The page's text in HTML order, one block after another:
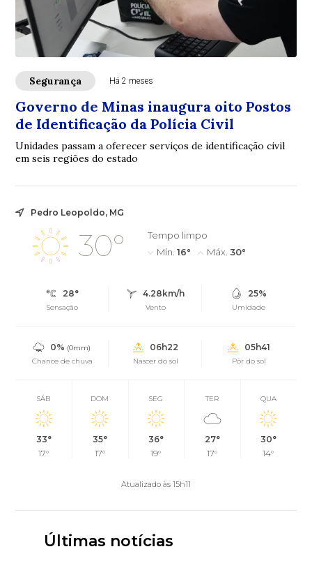
Segurança Há 2 meses
Governo de Minas inaugura oito Postos
de Identificação da Polícia Civil
Unidades passam a oferecer serviços de identificação civil
em seis regiões do estado
Pedro Leopoldo, MG
30°
Tempo limpo
Mín. 16° Máx. 30°
28°
Sensação
4.28km/h
Vento
25%
Umidade
0% (0mm)
Chance de chuva
06h22
Nascer do sol
05h41
Pôr do sol
SÁB
33°
17°
DOM
35°
17°
SEG
36°
19°
TER
27°
17°
QUA
30°
14°
Atualizado às 15h11
Últimas notícias